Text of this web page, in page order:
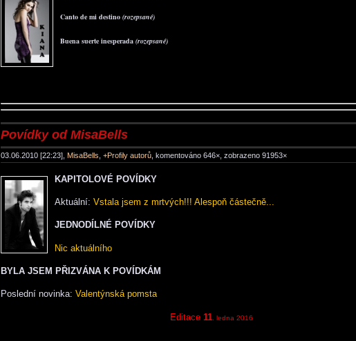
Canto de mi destino (rozepsané)
Buena suerte inesperada (rozepsané)
Povídky od MisaBells
03.06.2010 [22:23], MisaBells +Profily autorů , komentováno 646×, zobrazeno 91953×
KAPITOLOVÉ POVÍDKY
Aktuální: Vstala jsem z mrtvých!!! Alespoň částečně...
JEDNODÍLNÉ POVÍDKY
Nic aktuálního
BYLA JSEM PŘIZVÁNA K POVÍDKÁM
Poslední novinka: Valentýnská pomsta
Editace 11 . ledna 2016